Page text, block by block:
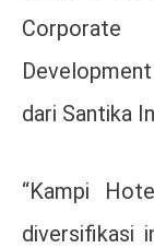
Corporate
dari Santika
“Kampi
diversifikasi